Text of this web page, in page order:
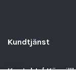
Kundtjänst
Kontakt /